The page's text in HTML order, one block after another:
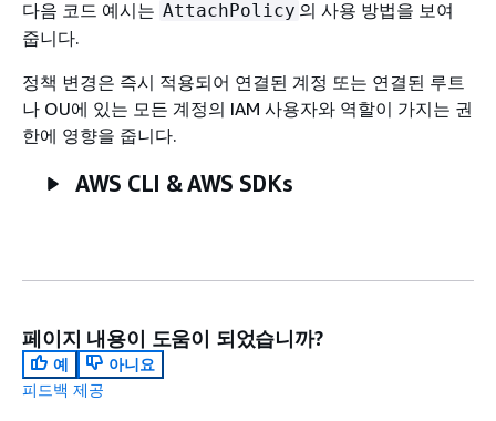
다음 코드 예시는 AttachPolicy 의 사용 방법을 보여
줍니다.
정책 변경은 즉시 적용되어 연결된 계정 또는 연결된 루트
나 OU에 있는 모든 계정의 IAM 사용자와 역할이 가지는 권
한에 영향을 줍니다.
AWS CLI & AWS SDKs
페이지 내용이 도움이 되었습니까?
예
아니요
피드백 제공